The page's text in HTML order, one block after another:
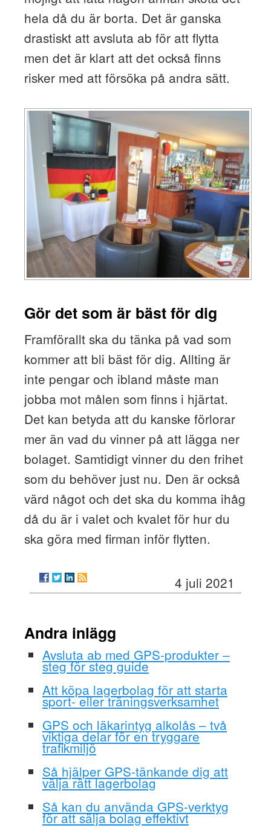
hela då du är borta. Det är ganska
drastiskt att avsluta ab för att flytta
men det är klart att det också finns
risker med att försöka på andra sätt.
Gör det som är bäst för dig
Framförallt ska du tänka på vad som
kommer att bli bäst för dig. Allting är
inte pengar och ibland måste man
jobba mot målen som finns i hjärtat.
Det kan betyda att du kanske förlorar
mer än vad du vinner på att lägga ner
bolaget. Samtidigt vinner du den frihet
som du behöver just nu. Den är också
värd något och det ska du komma ihåg
då du är i valet och kvalet för hur du
ska göra med firman inför flytten.
4 juli 2021
Andra inlägg
Avsluta ab med GPS-produkter –
steg för steg guide
Att köpa lagerbolag för att starta
sport- eller träningsverksamhet
GPS och läkarintyg alkolås – två
viktiga delar för en tryggare
trafikmiljö
Så hjälper GPS-tänkande dig att
välja rätt lagerbolag
Så kan du använda GPS-verktyg
för att sälja bolag effektivt